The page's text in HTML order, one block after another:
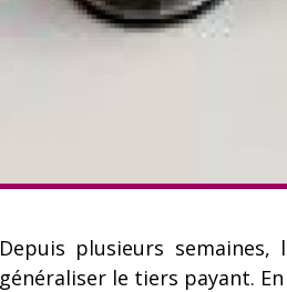
Depuis plusieurs
généraliser le tiers payant.